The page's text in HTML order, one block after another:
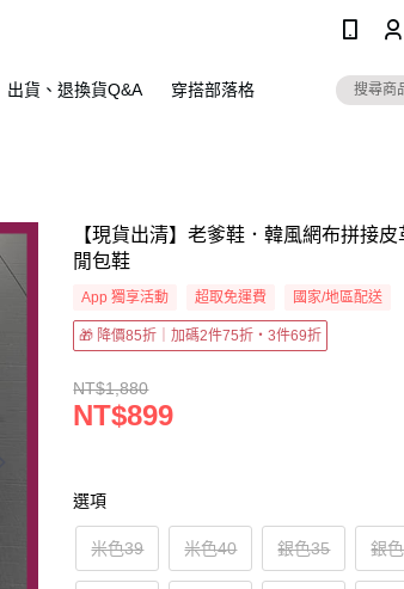
出貨、退換貨Q&A 穿搭部落格
【現貨出清】老爹鞋．韓風網布拼接
閒包鞋
App 獨享活動 超取免運費 國家/地區配送
🎁 降價85折｜加碼2件75折・3件69折
NT$1,880
NT$899
選項
米色39 米色40 銀色35 銀